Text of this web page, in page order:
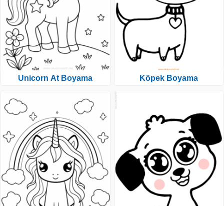
Unicorn At Boyama Köpek Boyama